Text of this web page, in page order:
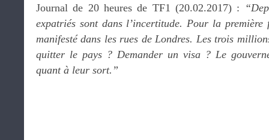
Journal de 20 heures de TF1 (20.02.2017) :
expatriés sont dans l’incertitude. Pour la première
manifesté dans les rues de Londres. Les trois
quitter le pays ? Demander un visa ? Le
quant à leur sort.”